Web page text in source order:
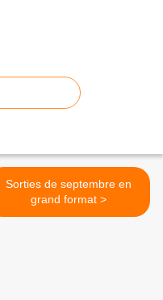
Sorties de septembre en
grand format >